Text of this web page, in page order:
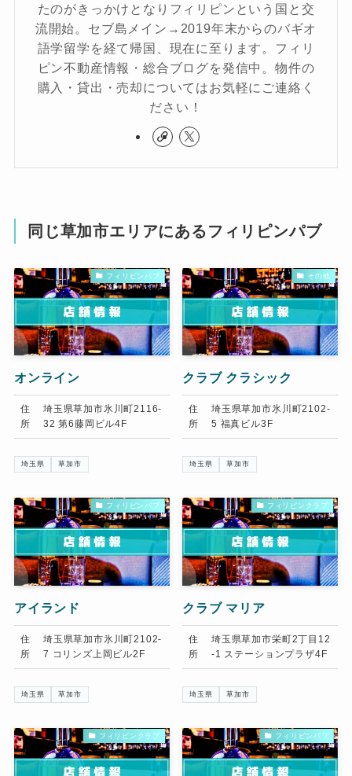
たのがきっかけとなりフィリピンという国と交
流開始。セブ島メイン→2019年末からのバギオ
語学留学を経て帰国、現在に至ります。フィリ
ピン不動産情報・総合ブログを発信中。物件の
購入・貸出・売却についてはお気軽にご連絡く
ださい！
同じ草加市エリアにあるフィリピンパブ
フィリピンパブ
オンライン
住
所
埼玉県草加市氷川町2116-
32 第6藤岡ビル4F
埼玉県 草加市
その他
クラブ クラシック
住
所
埼玉県草加市氷川町2102-
5 福真ビル3F
埼玉県 草加市
フィリピンパブ
アイランド
住
所
埼玉県草加市氷川町2102-
7 コリンズ上岡ビル2F
埼玉県 草加市
フィリピンクラブ
クラブ マリア
住
所
埼玉県草加市栄町2丁目12
-1 ステーションプラザ4F
埼玉県 草加市
フィリピンクラブ フィリピンパブ